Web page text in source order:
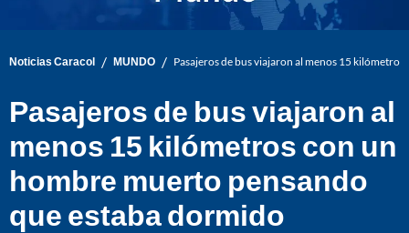
Noticias Caracol / MUNDO / Pasajeros de bus viajaron al menos 15
Pasajeros de bus viajaron al
menos 15 kilómetros con un
hombre muerto pensando
que estaba dormido